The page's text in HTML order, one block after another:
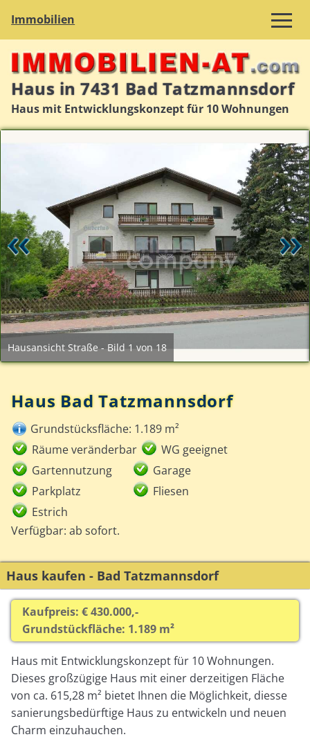
Immobilien
Haus in 7431 Bad Tatzmannsdorf
Haus mit Entwicklungskonzept für 10 Wohnungen
Hausansicht Straße - Bild 1 von 18
Haus Bad Tatzmannsdorf
Grundstücksfläche: 1.189 m²
Räume veränderbar
WG geeignet
Gartennutzung
Garage
Parkplatz
Fliesen
Estrich
Verfügbar: ab sofort.
Haus kaufen - Bad Tatzmannsdorf
Kaufpreis: € 430.000,-
Grundstückfläche: 1.189 m²
Haus mit Entwicklungskonzept für 10 Wohnungen.
Dieses großzügige Haus mit einer derzeitigen Fläche
von ca. 615,28 m² bietet Ihnen die Möglichkeit, diesse
sanierungsbedürftige Haus zu entwickeln und neuen
Charm einzuhauchen.